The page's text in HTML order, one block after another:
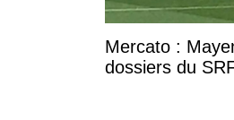
Mercato :
dossiers du